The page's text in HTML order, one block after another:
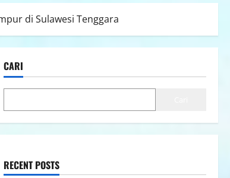
di Sulawesi Tenggara
CARI
RECENT POSTS